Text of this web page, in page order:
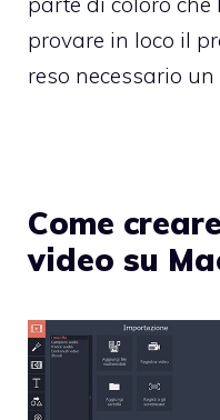
provare in loco il
reso necessario
Come
video su